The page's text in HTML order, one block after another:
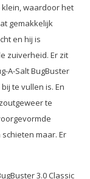
waardoor het
gemakkelijk
en hij is
zuiverheid. Er zit
A-Salt BugBuster
te vullen is. En
te
maar. Er
3.0 Classic